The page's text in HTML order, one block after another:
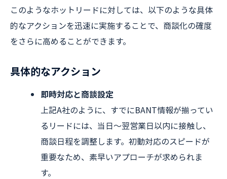
このようなホットリードに対しては、以下のような具体
的なアクションを迅速に実施することで、商談化の確度
をさらに高めることができます。
具体的なアクション
即時対応と商談設定
上記A社のように、すでにBANT情報が揃ってい
るリードには、当日〜翌営業日以内に接触し、
商談日程を調整します。初動対応のスピードが
重要なため、素早いアプローチが求められま
す。